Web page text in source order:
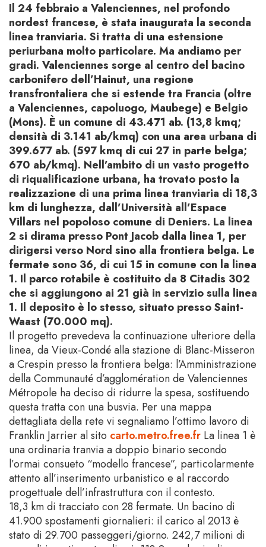
Il 24 febbraio a Valenciennes, nel profondo
nordest francese, è stata inaugurata la seconda
linea tranviaria. Si tratta di una estensione
periurbana molto particolare. Ma andiamo per
gradi. Valenciennes sorge al centro del bacino
carbonifero dell’Hainut, una regione
transfrontaliera che si estende tra Francia (oltre
a Valenciennes, capoluogo, Maubege) e Belgio
(Mons). È un comune di 43.471 ab. (13,8 kmq;
densità di 3.141 ab/kmq) con una area urbana di
399.677 ab. (597 kmq di cui 27 in parte belga;
670 ab/kmq). Nell’ambito di un vasto progetto
di riqualificazione urbana, ha trovato posto la
realizzazione di una prima linea tranviaria di 18,3
km di lunghezza, dall’Università all’Espace
Villars nel popoloso comune di Deniers. La linea
2 si dirama presso Pont Jacob dalla linea 1, per
dirigersi verso Nord sino alla frontiera belga. Le
fermate sono 36, di cui 15 in comune con la linea
1. Il parco rotabile è costituito da 8 Citadis 302
che si aggiungono ai 21 già in servizio sulla linea
1. Il deposito è lo stesso, situato presso Saint-
Waast (70.000 mq).
Il progetto prevedeva la continuazione ulteriore della
linea, da Vieux-Condé alla stazione di Blanc-Misseron
a Crespin presso la frontiera belga: l’Amministrazione
della Communauté d’agglomération de Valenciennes
Métropole ha deciso di ridurre la spesa, sostituendo
questa tratta con una busvia. Per una mappa
dettagliata della rete vi segnaliamo l’ottimo lavoro di
Franklin Jarrier al sito carto.metro.free.fr La linea 1 è
una ordinaria tranvia a doppio binario secondo
l’ormai consueto “modello francese”, particolarmente
attento all’inserimento urbanistico e al raccordo
progettuale dell’infrastruttura con il contesto.
18,3 km di tracciato con 28 fermate. Un bacino di
41.900 spostamenti giornalieri: il carico al 2013 è
stato di 29.700 passeggeri/giorno. 242,7 milioni di